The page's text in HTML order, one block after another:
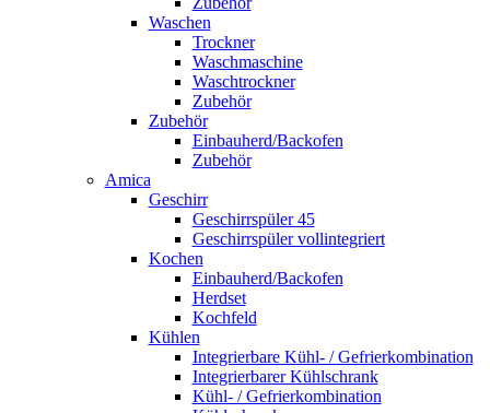
Waschen
Trockner
Waschmaschine
Waschtrockner
Zubehör
Zubehör
Einbauherd/Backofen
Zubehör
Amica
Geschirr
Geschirrspüler 45
Geschirrspüler vollintegriert
Kochen
Einbauherd/Backofen
Herdset
Kochfeld
Kühlen
Integrierbare Kühl- / Gefrierkombination
Integrierbarer Kühlschrank
Kühl- / Gefrierkombination